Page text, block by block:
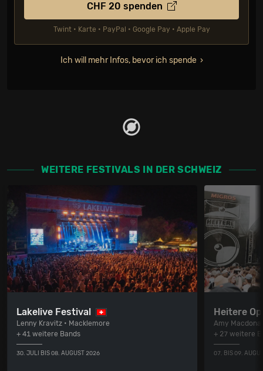
CHF 20 spenden
Twint • Karte • PayPal • Google Pay • Apple Pay
Ich will mehr Infos, bevor ich spende
WEITERE FESTIVALS IN DER SCHWEIZ
Lakelive Festival
Lenny Kravitz • Macklemore
+ 41 weitere Bands
30. JULI BIS 08. AUGUST 2026
Heitere
Amy
+ 27 weitere
07. BIS 09.